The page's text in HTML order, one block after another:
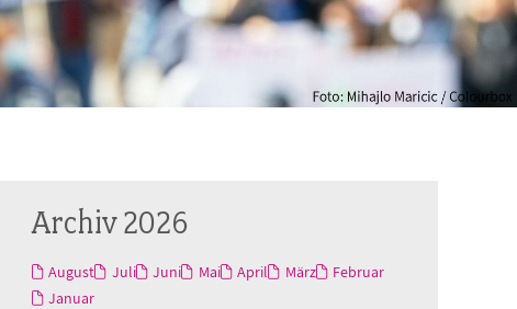
Archiv 2026
August Juli Juni Mai April März
Februar
Januar